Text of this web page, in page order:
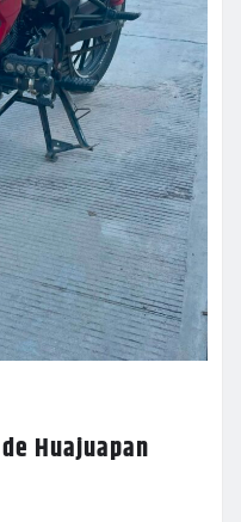
Huajuapan